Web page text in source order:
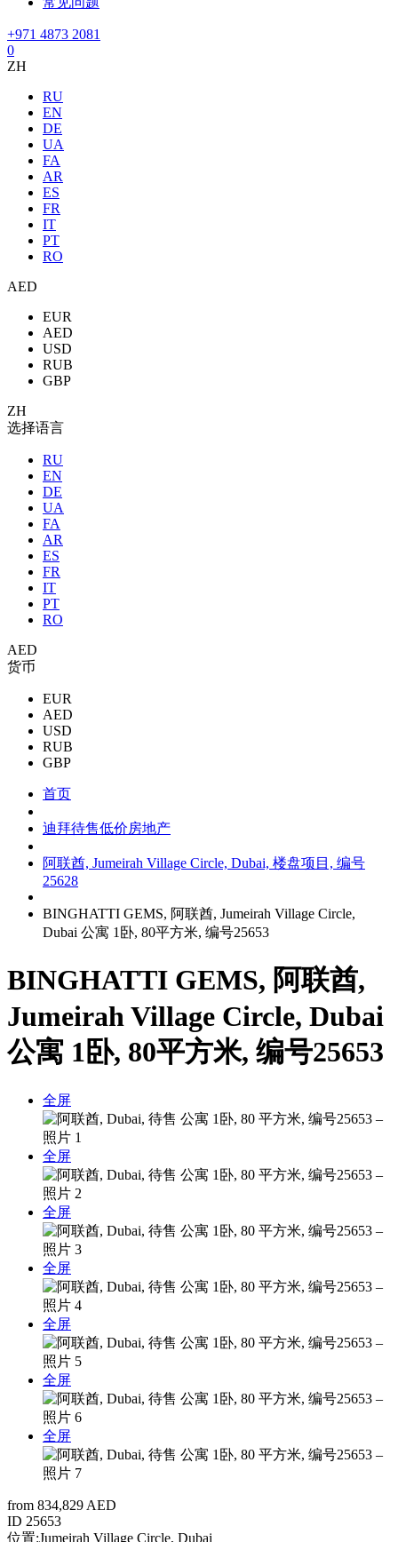
+971 4873 2081
0
ZH
RU
EN
DE
UA
FA
AR
ES
FR
IT
PT
RO
AED
EUR
AED
USD
RUB
GBP
ZH
选择语言
RU
EN
DE
UA
FA
AR
ES
FR
IT
PT
RO
AED
货币
EUR
AED
USD
RUB
GBP
首页
迪拜待售低价房地产
阿联酋, Jumeirah Village Circle, Dubai, 楼盘项目, 编号
25628
BINGHATTI GEMS, 阿联酋, Jumeirah Village Circle,
Dubai 公寓 1卧, 80平方米, 编号25653
BINGHATTI GEMS, 阿联酋,
Jumeirah Village Circle, Dubai
公寓 1卧, 80平方米, 编号25653
全屏
全屏
全屏
全屏
全屏
全屏
全屏
from 834,829 AED
ID 25653
位置:Jumeirah Village Circle, Dubai